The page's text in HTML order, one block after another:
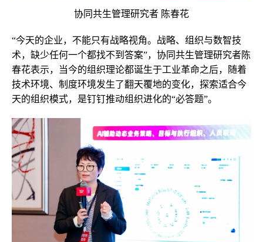
协同共生管理研究者 陈春花
“今天的企业，不能只有战略视角。战略、组织与数智技
术，缺少任何一个都找不到答案”，协同共生管理研究者陈
春花表示，当今的组织理论都诞生于工业革命之后，随着
技术环境、制度环境发生了翻天覆地的变化，探索适合今
天的组织模式，是钉钉推动组织进化的“必答题”。